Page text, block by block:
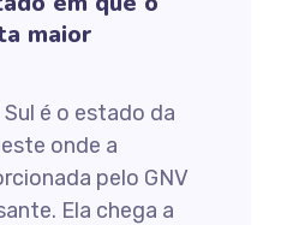
maior
é o estado da
onde a
pelo GNV
Ela chega a